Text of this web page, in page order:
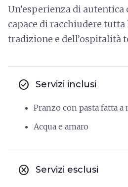
Un’esperienza di
capace di racchiudere tutta
tradizione e dell’ospitalità
check_circle Servizi inclusi
Pranzo con pasta fatta a
Acqua e amaro
cancel Servizi esclusi